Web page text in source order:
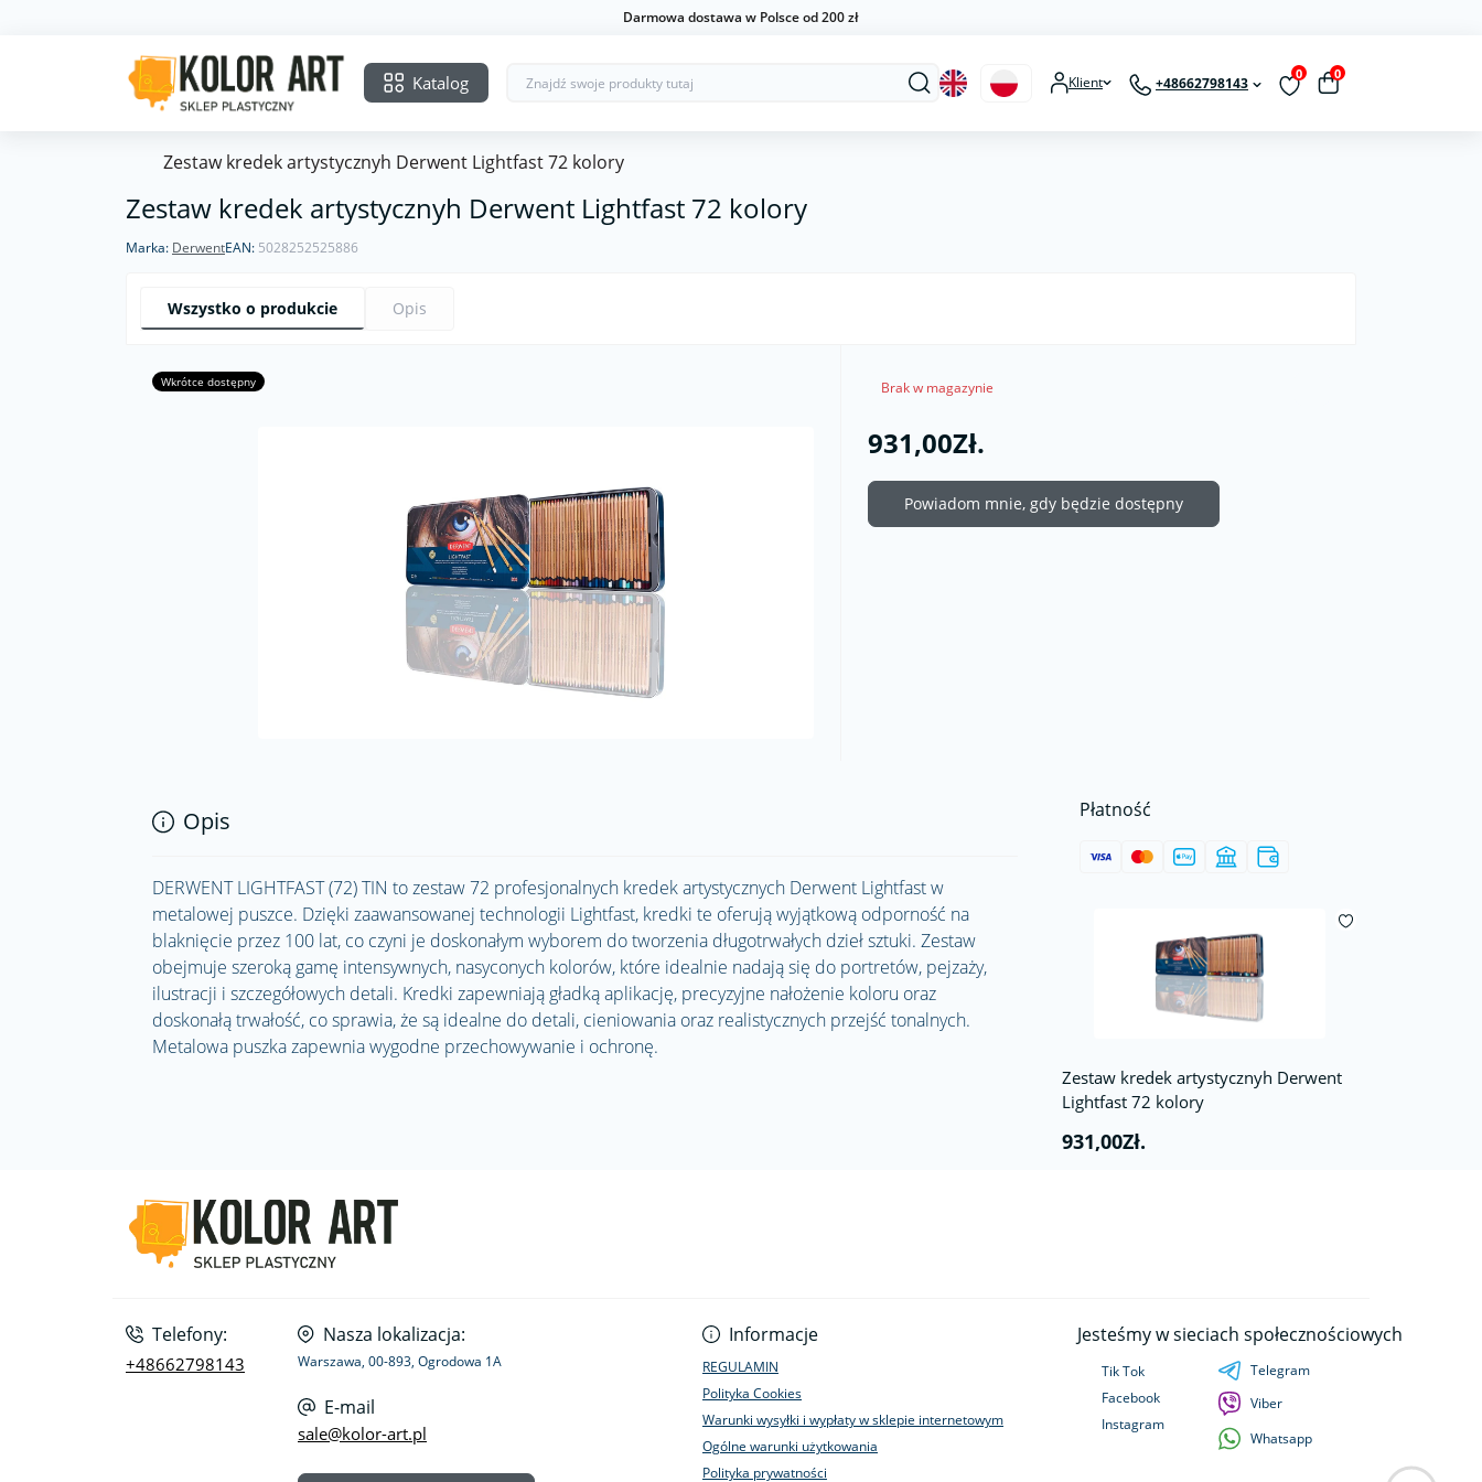
Darmowa dostawa w Polsce od 200 zł
Katalog Klient +48662798143
0 0
Zestaw kredek artystycznyh Derwent Lightfast 72 kolory
Zestaw kredek artystycznyh Derwent Lightfast 72 kolory
Marka: DerwentEAN: 5028252525886
Wszystko o produkcie Opis
Wkrótce dostępny Brak w magazynie
931,00Zł.
Powiadom mnie, gdy będzie dostępny
Płatność
Zestaw kredek artystycznyh Derwent
Lightfast 72 kolory
931,00Zł.
Opis
DERWENT LIGHTFAST (72) TIN to zestaw 72 profesjonalnych kredek artystycznych Derwent Lightfast w
metalowej puszce. Dzięki zaawansowanej technologii Lightfast, kredki te oferują wyjątkową odporność na
blaknięcie przez 100 lat, co czyni je doskonałym wyborem do tworzenia długotrwałych dzieł sztuki. Zestaw
obejmuje szeroką gamę intensywnych, nasyconych kolorów, które idealnie nadają się do portretów, pejzaży,
ilustracji i szczegółowych detali. Kredki zapewniają gładką aplikację, precyzyjne nałożenie koloru oraz
doskonałą trwałość, co sprawia, że są idealne do detali, cieniowania oraz realistycznych przejść tonalnych.
Metalowa puszka zapewnia wygodne przechowywanie i ochronę.
Telefony:
+48662798143
Nasza lokalizacja:
Warszawa, 00-893, Ogrodowa 1A
E-mail
sale@kolor-art.pl
Informacje
REGULAMIN
Polityka Cookies
Warunki wysyłki i wypłaty w sklepie internetowym
Ogólne warunki użytkowania
Polityka prywatności
Jesteśmy w sieciach społecznościowych
Tik Tok
Facebook
Instagram
Telegram
Viber
Whatsapp